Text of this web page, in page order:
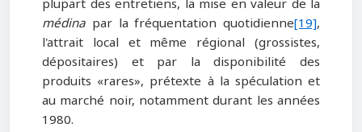
médina par la fréquentation quotidienne[19],
l'attrait local et même régional (grossistes,
dépositaires) et par la disponibilité des
produits «rares», prétexte à la spéculation et
au marché noir, notamment durant les années
1980.